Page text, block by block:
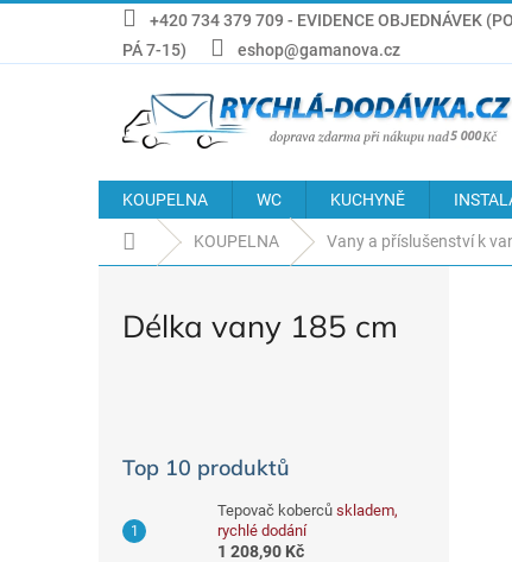
Přejít
+420 734 379 709 - EVIDENCE OBJEDNÁVEK
PÁ 7-15)
eshop@gamanova.cz
KOUPELNA WC KUCHYNĚ
Domů KOUPELNA Vany a příslušenství k
Délka vany 185 cm
Top 10 produktů
Tepovač koberců skladem,
rychlé dodání
1 208,90 Kč